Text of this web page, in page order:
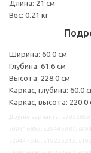
Длина: 21 см
Вес: 0.21 кг
Ширина: 60.0 см
Глубина: 61.6 см
Высота: 228.0 см
Каркас, глубина: 60.0
Каркас, высота: 220.0